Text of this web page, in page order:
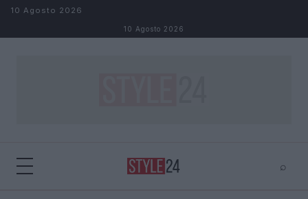
Salta al contenuto
10 Agosto 2026
10 Agosto 2026
⌕